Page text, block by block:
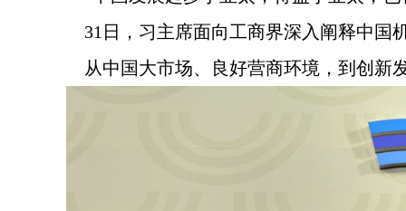
31日，习主席面向工商界深入阐释中国
从中国大市场、良好营商环境，到创新